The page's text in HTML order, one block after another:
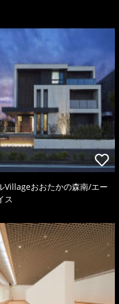
Villageおおたかの森南/エー
ス